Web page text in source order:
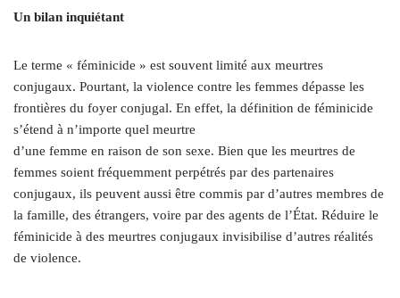
Un bilan inquiétant
Le terme « féminicide » est souvent limité aux meurtres
conjugaux. Pourtant, la violence contre les femmes dépasse les
frontières du foyer conjugal. En effet, la définition de féminicide
s’étend à n’importe quel meurtre
d’une femme en raison de son sexe. Bien que les meurtres de
femmes soient fréquemment perpétrés par des partenaires
conjugaux, ils peuvent aussi être commis par d’autres membres de
la famille, des étrangers, voire par des agents de l’État. Réduire le
féminicide à des meurtres conjugaux invisibilise d’autres réalités
de violence.